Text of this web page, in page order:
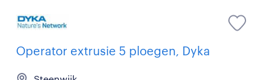
Operator extrusie 5 ploegen, Dyka